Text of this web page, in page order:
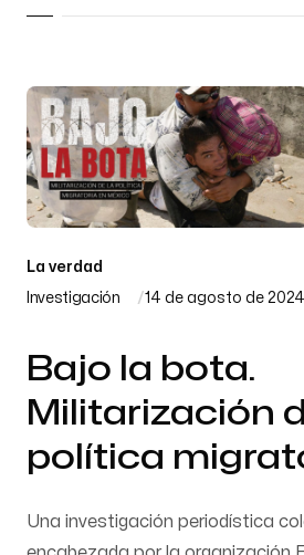
La verdad
Investigación 14 de agosto de 2024
Bajo la bota.
Militarización
política
Una investigación periodística